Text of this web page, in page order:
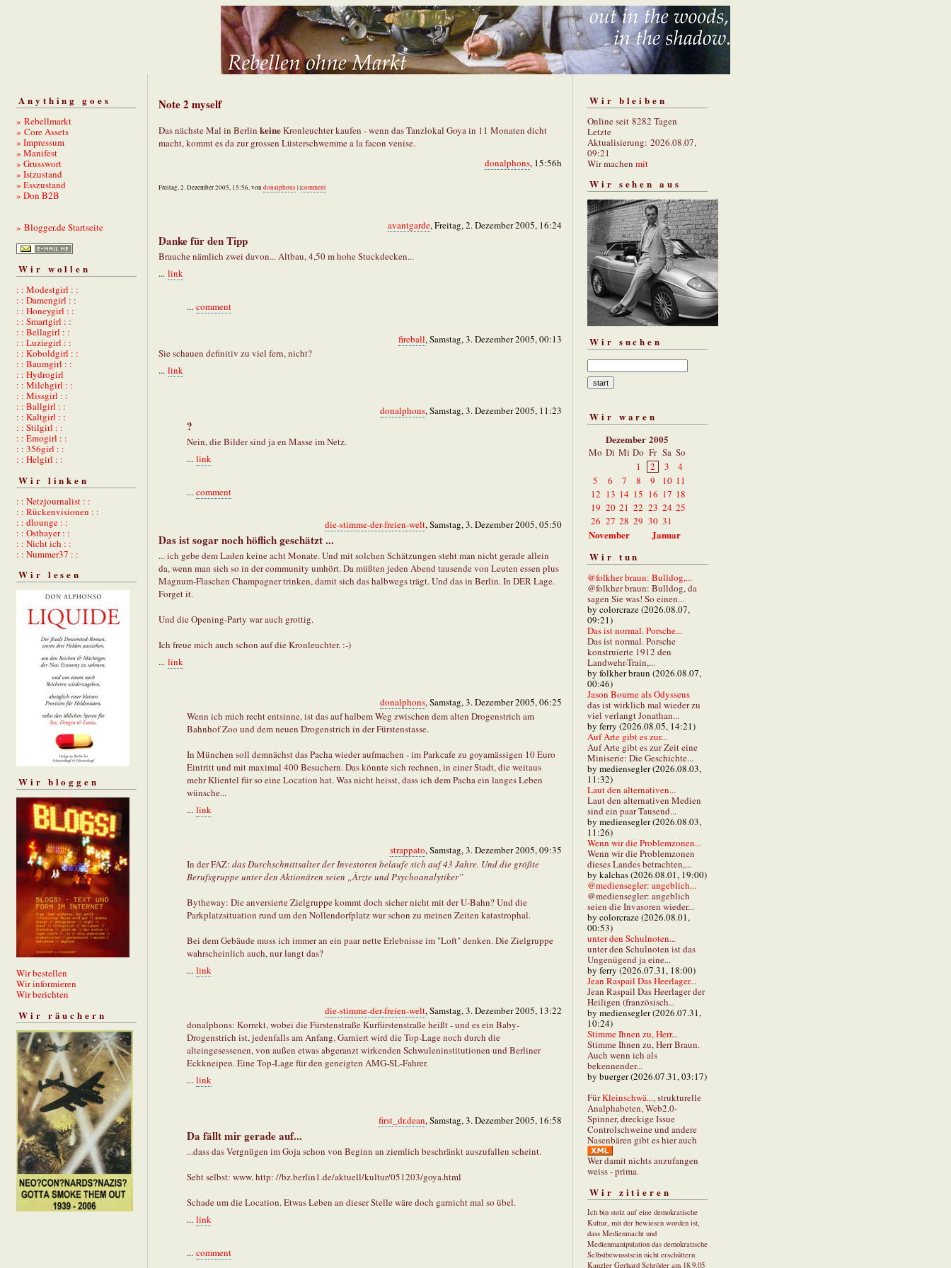
Anything goes
» Rebellmarkt
» Core Assets
» Impressum
» Manifest
» Grusswort
» Istzustand
» Esszustand
» Don B2B
» Blogger.de Startseite
Wir wollen
: : Modestgirl : :
: : Damengirl : :
: : Honeygirl : :
: : Smartgirl : :
: : Bellagirl : :
: : Luziegirl : :
: : Koboldgirl : :
: : Baumgirl : :
: : Hydrogirl
: : Milchgirl : :
: : Missgirl : :
: : Ballgirl : :
: : Kaltgirl : :
: : Stilgirl : :
: : Emogirl : :
: : 356girl : :
: : Helgirl : :
Wir linken
: : Netzjournalist : :
: : Rückenvisionen : :
: : dlounge : :
: : Ostbayer : :
: : Nicht ich : :
: : Nummer37 : :
Wir lesen
Wir bloggen
Wir bestellen
Wir informieren
Wir berichten
Wir räuchern
Note 2 myself
Das nächste Mal in Berlin keineKronleuchter kaufen - wenn das Tanzlokal Goya in 11 Monaten dicht
macht, kommt es da zur grossen Lüsterschwemme a la facon venise.
donalphons, 15:56h
Freitag, 2. Dezember 2005, 15:56, von donalphons | |comment
avantgarde, Freitag, 2. Dezember 2005, 16:24
Danke für den Tipp
Brauche nämlich zwei davon... Altbau, 4,50 m hohe Stuckdecken...
... link
... comment
fireball, Samstag, 3. Dezember 2005, 00:13
Sie schauen definitiv zu viel fern, nicht?
... link
donalphons, Samstag, 3. Dezember 2005, 11:23
?
Nein, die Bilder sind ja en Masse im Netz.
... link
... comment
die-stimme-der-freien-welt, Samstag, 3. Dezember 2005, 05:50
Das ist sogar noch höflich geschätzt ...
... ich gebe dem Laden keine acht Monate. Und mit solchen Schätzungen steht man nicht gerade allein
da, wenn man sich so in der community umhört. Da müßten jeden Abend tausende von Leuten essen plus
Magnum-Flaschen Champagner trinken, damit sich das halbwegs trägt. Und das in Berlin. In DER Lage.
Forget it.
Und die Opening-Party war auch grottig.
Ich freue mich auch schon auf die Kronleuchter. :-)
... link
donalphons, Samstag, 3. Dezember 2005, 06:25
Wenn ich mich recht entsinne, ist das auf halbem Weg zwischen dem alten Drogenstrich am
Bahnhof Zoo und dem neuen Drogenstrich in der Fürstenstasse.
In München soll demnächst das Pacha wieder aufmachen - im Parkcafe zu goyamässigen 10 Euro
Eintritt und mit maximal 400 Besuchern. Das könnte sich rechnen, in einer Stadt, die weitaus
mehr Klientel für so eine Location hat. Was nicht heisst, dass ich dem Pacha ein langes Leben
wünsche...
... link
strappato, Samstag, 3. Dezember 2005, 09:35
In der FAZ: das Durchschnittsalter der Investoren belaufe sich auf 43 Jahre. Und die größte
Berufsgruppe unter den Aktionären seien „Ärzte und Psychoanalytiker”
Bytheway: Die anversierte Zielgruppe kommt doch sicher nicht mit der U-Bahn? Und die
Parkplatzsituation rund um den Nollendorfplatz war schon zu meinen Zeiten katastrophal.
Bei dem Gebäude muss ich immer an ein paar nette Erlebnisse im "Loft" denken. Die Zielgruppe
wahrscheinlich auch, nur langt das?
... link
die-stimme-der-freien-welt, Samstag, 3. Dezember 2005, 13:22
donalphons: Korrekt, wobei die Fürstenstraße Kurfürstenstraße heißt - und es ein Baby-
Drogenstrich ist, jedenfalls am Anfang. Garniert wird die Top-Lage noch durch die
alteingesessenen, von außen etwas abgeranzt wirkenden Schwuleninstitutionen und Berliner
Eckkneipen. Eine Top-Lage für den geneigten AMG-SL-Fahrer.
... link
first_dr.dean, Samstag, 3. Dezember 2005, 16:58
Da fällt mir gerade auf...
...dass das Vergnügen im Goja schon von Beginn an ziemlich beschränkt auszufallen scheint.
Seht selbst: www. http: //bz.berlin1.de/aktuell/kultur/051203/goya.html
Schade um die Location. Etwas Leben an dieser Stelle wäre doch garnicht mal so übel.
... link
... comment
Wir bleiben
Online seit 8282 Tagen
Letzte
Aktualisierung: 2026.08.07,
09:21
Wir machen mit
Wir sehen aus
Wir suchen
Wir waren
Dezember 2005
Mo Di Mi Do Fr Sa So
1
2 3
4
5
6 7 8 9 10 11
12 13 14 15 16 17 18
19 20 21 22 23 24 25
26 27 28 29 30 31
November
Januar
Wir tun
@folkher braun: Bulldog,...
@folkher braun: Bulldog, da
sagen Sie was! So einen...
by colorcraze (2026.08.07,
09:21)
Das ist normal. Porsche...
Das ist normal. Porsche
konstruierte 1912 den
Landwehr-Train,...
by folkher braun (2026.08.07,
00:46)
Jason Bourne als Odysseus
das ist wirklich mal wieder zu
viel verlangt Jonathan...
by ferry (2026.08.05, 14:21)
Auf Arte gibt es zur...
Auf Arte gibt es zur Zeit eine
Miniserie: Die Geschichte...
by mediensegler (2026.08.03,
11:32)
Laut den alternativen...
Laut den alternativen Medien
sind ein paar Tausend...
by mediensegler (2026.08.03,
11:26)
Wenn wir die Problemzonen...
Wenn wir die Problemzonen
dieses Landes betrachten,...
by kalchas (2026.08.01, 19:00)
@mediensegler: angeblich...
@mediensegler: angeblich
seien die Invasoren wieder...
by colorcraze (2026.08.01,
00:53)
unter den Schulnoten...
unter den Schulnoten ist das
Ungenügend ja eine...
by ferry (2026.07.31, 18:00)
Jean Raspail Das Heerlager...
Jean Raspail Das Heerlager der
Heiligen (französisch...
by mediensegler (2026.07.31,
10:24)
Stimme Ihnen zu, Herr...
Stimme Ihnen zu, Herr Braun.
Auch wenn ich als
bekennender...
by buerger (2026.07.31, 03:17)
FürKleinschwä..., strukturelle
Analphabeten, Web2.0-
Spinner, dreckige Issue
Controlschweine und andere
Nasenbären gibt es hier auch
Wer damit nichts anzufangen
weiss - prima.
Wir zitieren
Ich bin stolz auf eine demokratische
Kultur, mit der bewiesen worden ist,
dass Medienmacht und
Medienmanipulation das demokratische
Selbstbewusstsein nicht erschüttern
Kanzler Gerhard Schröder am 18.9.05